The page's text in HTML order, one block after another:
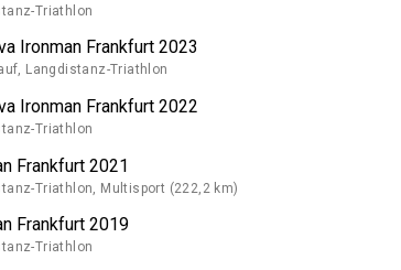
Triathlon
Ironman Frankfurt 2023
Langdistanz-Triathlon
Ironman Frankfurt 2022
Triathlon
Frankfurt 2021
Triathlon, Multisport (222,2 km)
Frankfurt 2019
Triathlon